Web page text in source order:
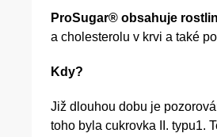
ProSugar® obsahuje
a cholesterolu v krvi a také
Kdy?
Již dlouhou dobu je
toho byla cukrovka II. typu1.